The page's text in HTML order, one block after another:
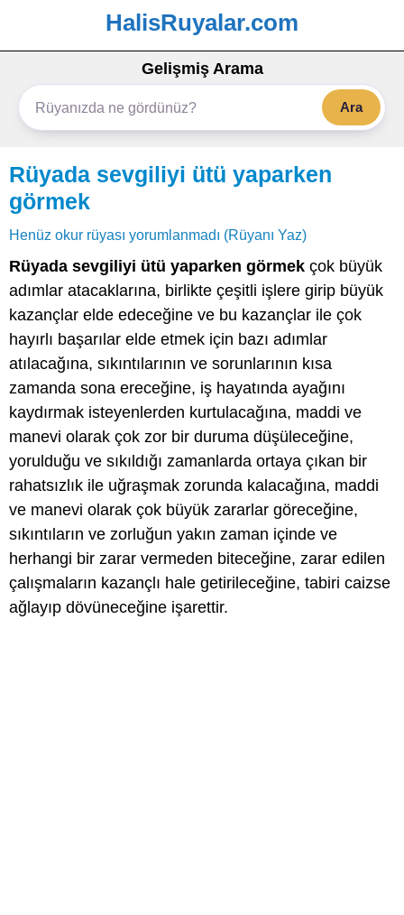
HalisRuyalar.com
Gelişmiş Arama
Ara
Rüyada sevgiliyi ütü yaparken
görmek
Henüz okur rüyası yorumlanmadı (Rüyanı Yaz)
Rüyada sevgiliyi ütü yaparken görmek çok büyük
adımlar atacaklarına, birlikte çeşitli işlere girip büyük
kazançlar elde edeceğine ve bu kazançlar ile çok
hayırlı başarılar elde etmek için bazı adımlar
atılacağına, sıkıntılarının ve sorunlarının kısa
zamanda sona ereceğine, iş hayatında ayağını
kaydırmak isteyenlerden kurtulacağına, maddi ve
manevi olarak çok zor bir duruma düşüleceğine,
yorulduğu ve sıkıldığı zamanlarda ortaya çıkan bir
rahatsızlık ile uğraşmak zorunda kalacağına, maddi
ve manevi olarak çok büyük zararlar göreceğine,
sıkıntıların ve zorluğun yakın zaman içinde ve
herhangi bir zarar vermeden biteceğine, zarar edilen
çalışmaların kazançlı hale getirileceğine, tabiri caizse
ağlayıp dövüneceğine işarettir.